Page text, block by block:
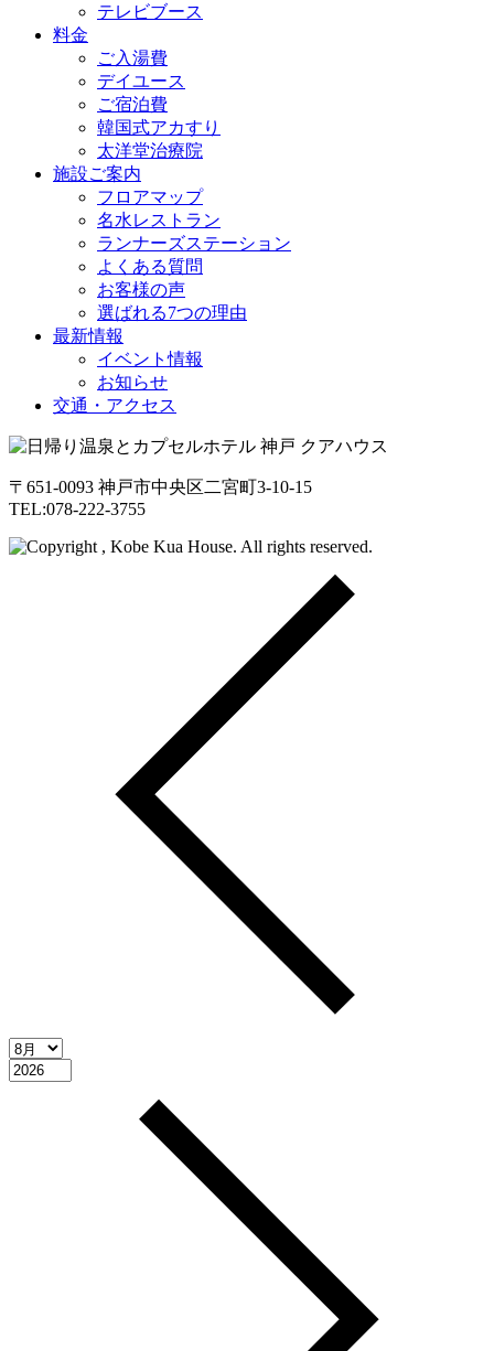
テレビブース
料金
ご入湯費
デイユース
ご宿泊費
韓国式アカすり
太洋堂治療院
施設ご案内
フロアマップ
名水レストラン
ランナーズステーション
よくある質問
お客様の声
選ばれる7つの理由
最新情報
イベント情報
お知らせ
交通・アクセス
〒651-0093 神戸市中央区二宮町3-10-15
TEL:078-222-3755